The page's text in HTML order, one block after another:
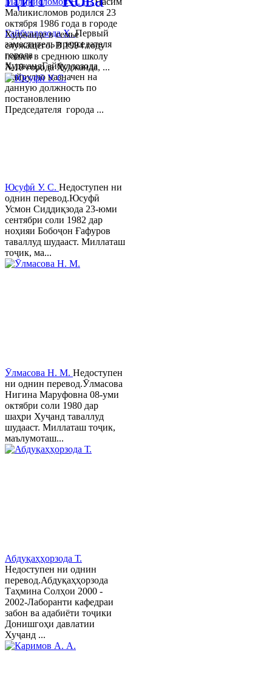
Гайбуллозода Х.Первый
заместитель председателя
города
ХуджандГайбуллозода
Хайрулло назначен на
данную должность по
постановлению
Председателя города ...
Маликисломов родился 23
октября 1986 года в городе
Худжанде в семье
служащего. В 1994 году
пошел в среднюю школу
№18 города Худжанда, ...
Юсуфӣ У. C. Недоступен ни
однин перевод.Юсуфӣ
Усмон Сиддиқзода 23-юми
сентябри соли 1982 дар
ноҳияи Бобоҷон Ғафуров
таваллуд шудааст. Миллаташ
тоҷик, ма...
Ӯлмасова Н. М. Недоступен
ни однин перевод.Ӯлмасова
Нигина Маруфовна 08-уми
октябри соли 1980 дар
шаҳри Хуҷанд таваллуд
шудааст. Миллаташ тоҷик,
маълумоташ...
Абдуқаҳҳорзода Т.
Недоступен ни однин
перевод.Абдуқаҳҳорзода
Таҳмина Солҳои 2000 -
2002-Лаборанти кафедраи
забон ва адабиёти тоҷики
Донишгоҳи давлатии
Хуҷанд ...